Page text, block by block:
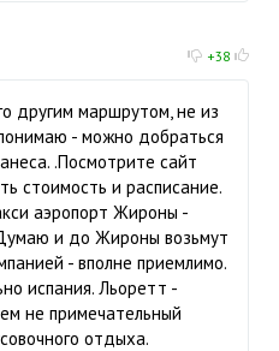
+38
другим маршрутом, не из
- можно добраться
.Посмотрите сайт
стоимость и расписание.
аэропорт Жироны -
и до Жироны возьмут
- вполне приемлимо.
испания. Льоретт -
не примечательный
отдыха.